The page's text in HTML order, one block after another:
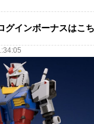
グインボーナスはこ